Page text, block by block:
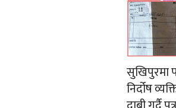
सुखिपुरमा
निर्दोष